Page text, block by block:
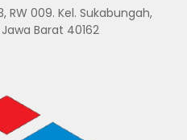
RW 009. Kel. Sukabungah,
Barat 40162